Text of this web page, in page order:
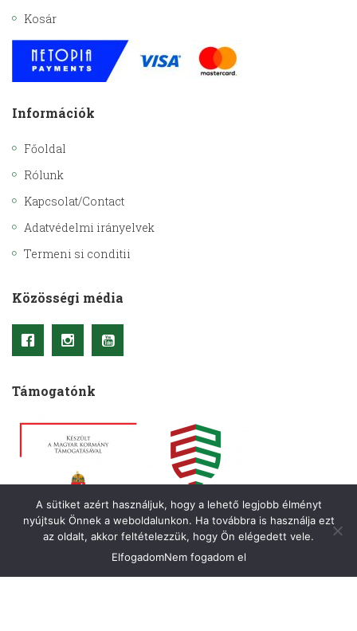
Kosár
Információk
Főoldal
Rólunk
Kapcsolat/Contact
Adatvédelmi irányelvek
Termeni si conditii
Közösségi média
Támogatónk
A sütiket azért használjuk, hogy a lehető legjobb élményt
nyújtsuk Önnek a weboldalunkon. Ha továbbra is használja ezt
az oldalt, akkor feltételezzük, hogy Ön elégedett vele.
ElfogadomNem fogadom el